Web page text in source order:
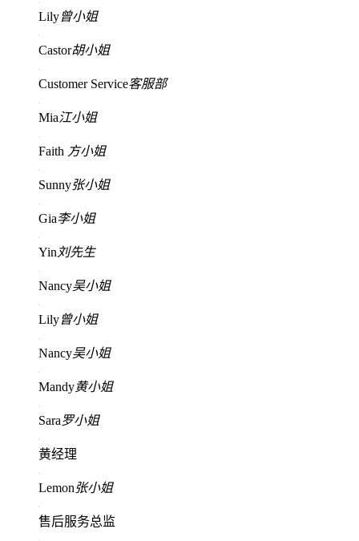
Lily曾小姐
Castor胡小姐
Customer Service客服部
Mia江小姐
Faith 方小姐
Sunny张小姐
Gia李小姐
Yin 刘先生
Nancy吴小姐
Lily曾小姐
Nancy吴小姐
Mandy黄小姐
Sara罗小姐
黄经理
Lemon张小姐
售后服务总监